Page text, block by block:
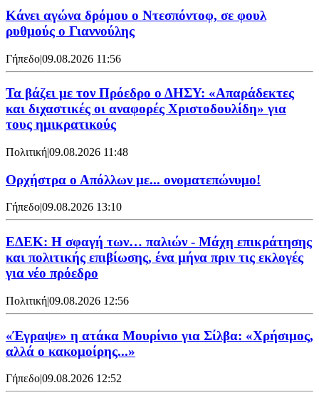
Kάνει αγώνα δρόμου ο Ντεσπόντοφ, σε φουλ
ρυθμούς ο Γιαννούλης
Γήπεδο|09.08.2026 11:56
Τα βάζει με τον Πρόεδρο ο ΔΗΣΥ: «Απαράδεκτες
και διχαστικές οι αναφορές Χριστοδουλίδη» για
τους ημικρατικούς
Πολιτική|09.08.2026 11:48
Ορχήστρα o Aπόλλων με... ονοματεπώνυμο!
Γήπεδο|09.08.2026 13:10
ΕΔΕΚ: Η σφαγή των… παλιών - Μάχη επικράτησης
και πολιτικής επιβίωσης, ένα μήνα πριν τις εκλογές
για νέο πρόεδρο
Πολιτική|09.08.2026 12:56
«Έγραψε» η ατάκα Μουρίνιο για Σίλβα: «Χρήσιμος,
αλλά ο κακομοίρης...»
Γήπεδο|09.08.2026 12:52